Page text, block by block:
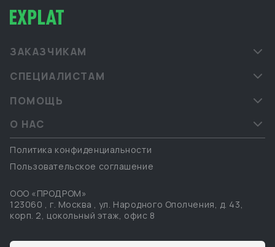
ЗАКАЗЧИКАМ
СПЕЦИАЛИСТАМ
ПОМОЩЬ
О НАС
Политика конфиденциальности
Пользовательское соглашение
ООО «ПРОДРОМ»
123060 , г. Москва , ул. Народного Ополчения, д. 43,
корп. 2, цокольный этаж, офис 8